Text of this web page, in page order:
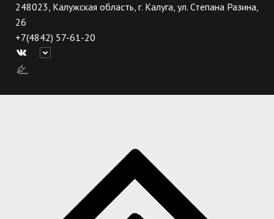
248023, Калужская область, г. Калуга, ул. Степана Разина,
26
+7(4842) 57-61-20